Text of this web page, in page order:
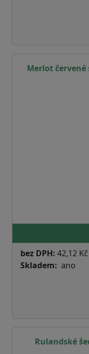
Merlot červené
bez DPH: 42,12 Kč
Skladem
ano
Rulandské